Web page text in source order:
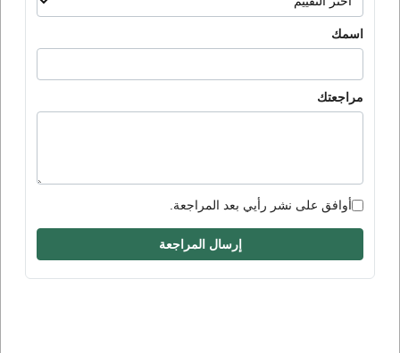
اسمك
مراجعتك
أوافق على نشر رأيي بعد المراجعة.
إرسال المراجعة